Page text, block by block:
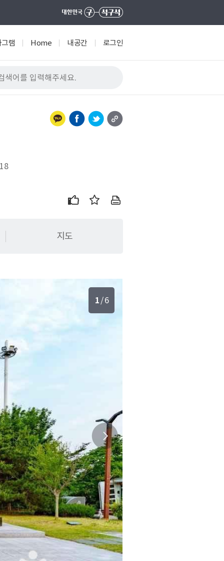
램 Home 내공간 로그인
지도
1/6